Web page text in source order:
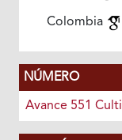
Colombia
NÚMERO
Avance 551